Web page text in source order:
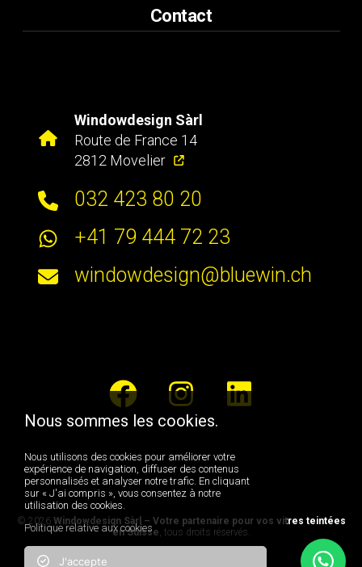
Contact
Windowdesign Sàrl
Route de France 14
2812 Movelier
032 423 80 20
+41 79 444 72 23
windowdesign@bluewin.ch
© 2026 Windowdesign Sàrl – Votre partenaire pour vos vitres teintées
en Suisse , tous droits réservés.
Nous sommes les cookies.
Nous utilisons des cookies pour améliorer votre
expérience de navigation, diffuser des contenus
personnalisés et analyser notre trafic. En cliquant
sur « J'ai compris », vous consentez à notre
utilisation des cookies.
Politique relative aux cookies
J'accepte